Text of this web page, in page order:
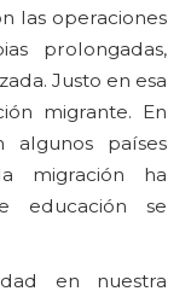
las operaciones
prolongadas,
Justo en esa
migrante. En
algunos países
migración ha
educación se
en nuestra